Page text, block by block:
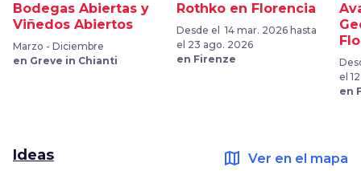
Bodegas Abiertas y
Viñedos Abiertos
Marzo - Diciembre
en Greve in Chianti
Rothko en Florencia
Desde el 14 mar. 2026 hasta
el 23 ago. 2026
en Firenze
el
en
Ideas map Ver en el mapa